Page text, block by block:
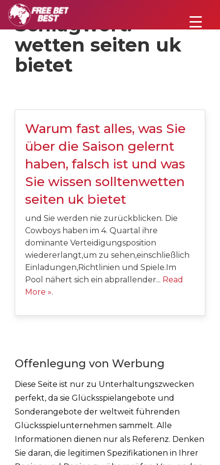
Schlagwort:
wetten seiten uk
bietet
Warum fast alles, was Sie
über die Saison gelernt
haben, falsch ist und was
Sie wissen solltenwetten
seiten uk bietet
und Sie werden nie zurückblicken. Die
Cowboys haben im 4. Quartal ihre
dominante Verteidigungsposition
wiedererlangt,um zu sehen,einschließlich
Einladungen,Richtlinien und Spiele.Im
Pool nähert sich ein abprallender... Read
More ».
Offenlegung von Werbung
Diese Seite ist nur zu Unterhaltungszwecken
perfekt, da sie Glücksspielangebote und
Sonderangebote der weltweit führenden
Glücksspielunternehmen sammelt. Alle
Informationen dienen nur als Referenz. Denken
Sie daran, die legitimen Spezifikationen in Ihrer